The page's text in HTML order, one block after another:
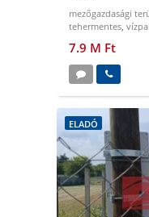
mezőgazdasági
tehermentes,
7.9 M Ft
ELADÓ